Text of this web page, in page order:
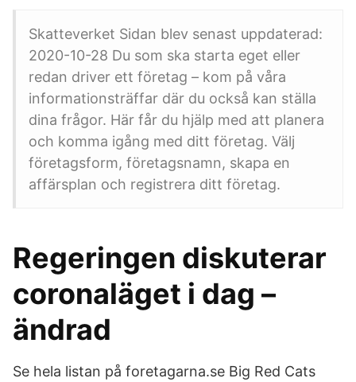
Skatteverket Sidan blev senast uppdaterad:
2020-10-28 Du som ska starta eget eller
redan driver ett företag – kom på våra
informationsträffar där du också kan ställa
dina frågor. Här får du hjälp med att planera
och komma igång med ditt företag. Välj
företagsform, företagsnamn, skapa en
affärsplan och registrera ditt företag.
Regeringen diskuterar
coronaläget i dag –
ändrad
Se hela listan på foretagarna.se Big Red Cats